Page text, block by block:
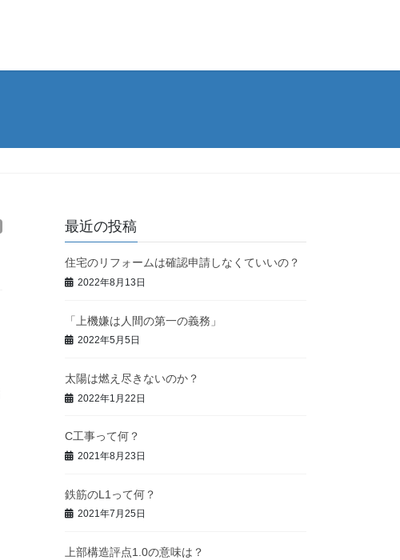
最近の投稿
住宅のリフォームは確認申請しなくていいの？
2022年8月13日
「上機嫌は人間の第一の義務」
2022年5月5日
太陽は燃え尽きないのか？
2022年1月22日
C工事って何？
2021年8月23日
鉄筋のL1って何？
2021年7月25日
上部構造評点1.0の意味は？